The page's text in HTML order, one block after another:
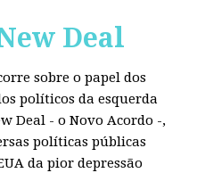
Deal
sobre o papel dos
políticos da esquerda
Deal - o Novo Acordo -,
políticas públicas
da pior depressão